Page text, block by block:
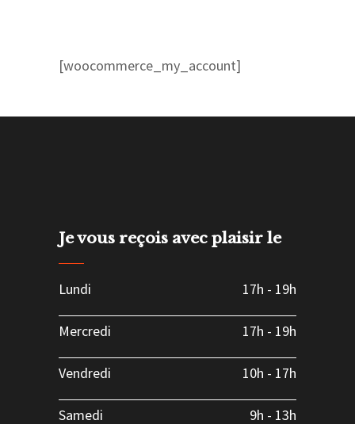
[woocommerce_my_account]
Je vous reçois avec plaisir le
Lundi 17h - 19h
Mercredi 17h - 19h
Vendredi 10h - 17h
Samedi 9h - 13h